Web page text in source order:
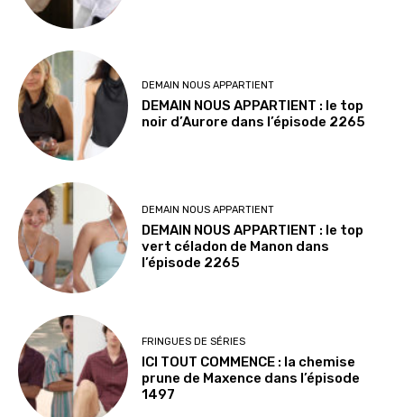
DEMAIN NOUS APPARTIENT
DEMAIN NOUS APPARTIENT : le top
noir d’Aurore dans l’épisode 2265
DEMAIN NOUS APPARTIENT
DEMAIN NOUS APPARTIENT : le top
vert céladon de Manon dans
l’épisode 2265
FRINGUES DE SÉRIES
ICI TOUT COMMENCE : la chemise
prune de Maxence dans l’épisode
1497